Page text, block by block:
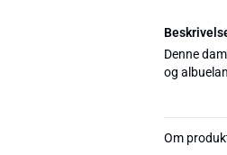
Denne
og
Om